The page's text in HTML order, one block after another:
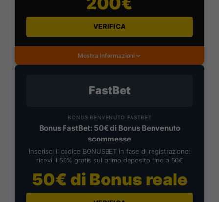
VERIFICA
Mostra Informazioni
FastBet
BONUS BENVENUTO FASTBET
Bonus FastBet: 50€ di Bonus Benvenuto
scommesse
Inserisci il codice BONUSBET in fase di registrazione:
ricevi il 50% gratis sul primo deposito fino a 50€
50€ di Bonus reale